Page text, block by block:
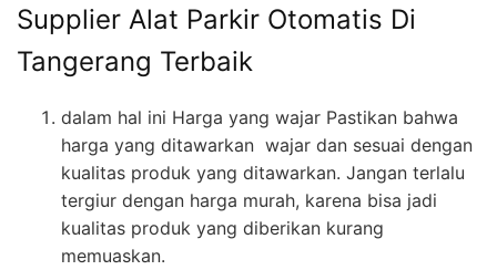
Supplier Alat Parkir Otomatis Di
Tangerang Terbaik
dalam hal ini Harga yang wajar Pastikan bahwa
harga yang ditawarkan wajar dan sesuai dengan
kualitas produk yang ditawarkan. Jangan terlalu
tergiur dengan harga murah, karena bisa jadi
kualitas produk yang diberikan kurang
memuaskan.